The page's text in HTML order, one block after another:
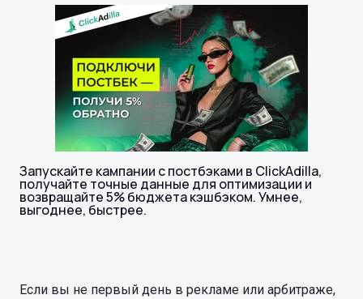
Запускайте кампании с постбэками в ClickAdilla,
получайте точные данные для оптимизации и
возвращайте 5% бюджета кэшбэком. Умнее,
выгоднее, быстрее.
Если вы не первый день в рекламе или арбитраже,